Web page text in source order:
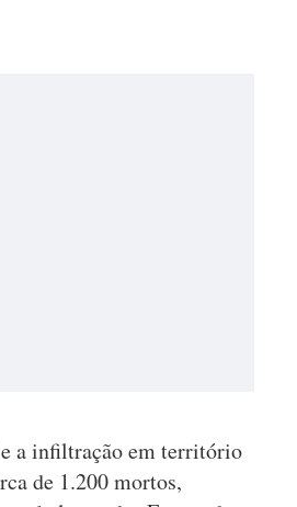
a infiltração em território
de 1.200 mortos,